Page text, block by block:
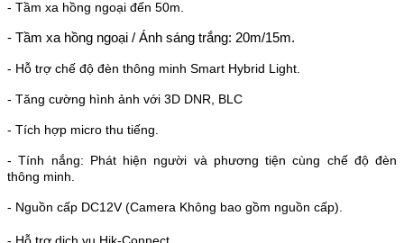
- Tầm xa hồng ngoại đến 50m.
- Tầm xa hồng ngoại / Ánh sáng trắng: 20m/15m.
- Hỗ trợ chế độ đèn thông minh Smart Hybrid Light.
- Tăng cường hình ảnh với 3D DNR, BLC
- Tích hợp micro thu tiếng.
- Tính nắng: Phát hiện người và phương tiện cùng chế độ đèn
thông minh.
- Nguồn cấp DC12V (Camera Không bao gồm nguồn cấp).
- Hỗ trợ dịch vụ Hik-Connect